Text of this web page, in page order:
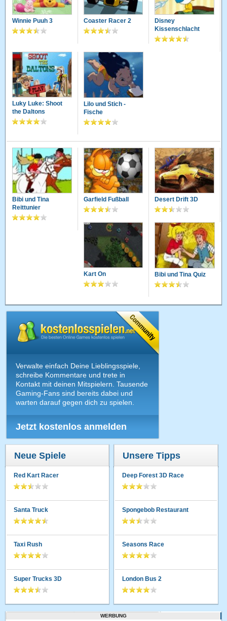
Winnie Puuh 3 Coaster Racer 2
Disney
Kissenschlacht
Luky Luke: Shoot
the Daltons
Lilo und Stich -
Fische
Bibi und Tina
Reittunier
Garfield Fußball Desert Drift 3D
Kart On Bibi und Tina Quiz
Verwalte einfach Deine Lieblingsspiele,
schreibe Kommentare und trete in
Kontakt mit deinen Mitspielern. Tausende
Gaming-Fans sind bereits dabei und
warten darauf gegen dich zu spielen.
Jetzt kostenlos anmelden
Neue Spiele
Red Kart Racer
Santa Truck
Taxi Rush
Super Trucks 3D
Unsere Tipps
Deep Forest 3D Race
Spongebob Restaurant
Seasons Race
London Bus 2
WERBUNG